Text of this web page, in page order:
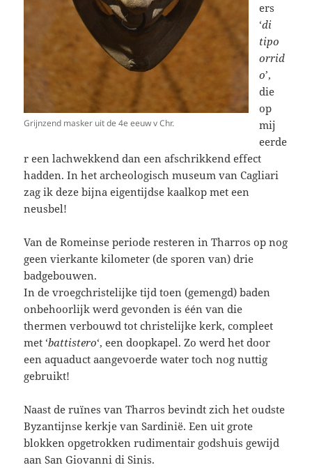
Grijnzend masker uit de 4e eeuw v Chr.
ers
‘di
tipo
orrid
o’,
die
op
mij
eerde
r een lachwekkend dan een afschrikkend effect
hadden. In het archeologisch museum van Cagliari
zag ik deze bijna eigentijdse kaalkop met een
neusbel!
Van de Romeinse periode resteren in Tharros op nog
geen vierkante kilometer (de sporen van) drie
badgebouwen.
In de vroegchristelijke tijd toen (gemengd) baden
onbehoorlijk werd gevonden is één van die
thermen verbouwd tot christelijke kerk, compleet
met ‘battistero‘, een doopkapel. Zo werd het door
een aquaduct aangevoerde water toch nog nuttig
gebruikt!
Naast de ruïnes van Tharros bevindt zich het oudste
Byzantijnse kerkje van Sardinië. Een uit grote
blokken opgetrokken rudimentair godshuis gewijd
aan San Giovanni di Sinis.